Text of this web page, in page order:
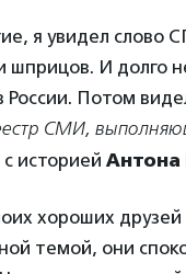
я увидел слово
шприцов. И долго
России. Потом
СМИ,
историей Антона
хороших
темой, они